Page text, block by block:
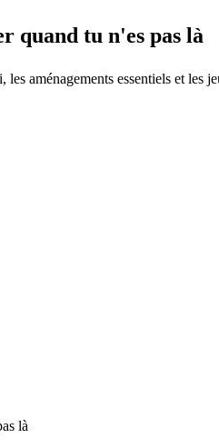
quand tu n'es pas là
les aménagements essentiels et
là